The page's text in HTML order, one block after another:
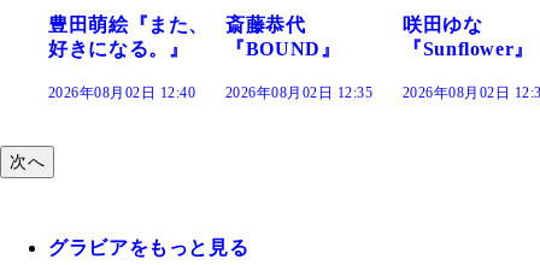
田萌絵『また、
きになる。』
年08月02日 12:40
斎藤恭代
『BOUND』
2026年08月02日 12:35
咲田ゆな
『Sunflower』
2026年08月02日 12:30
次へ
グラビアをもっと見る